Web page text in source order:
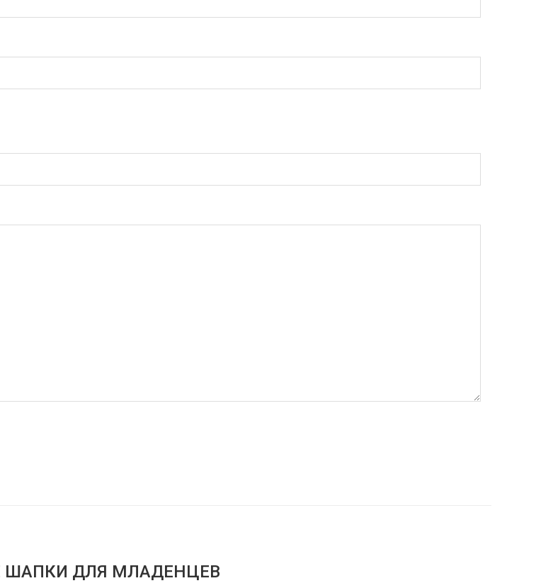
ШАПКИ ДЛЯ МЛАДЕНЦЕВ